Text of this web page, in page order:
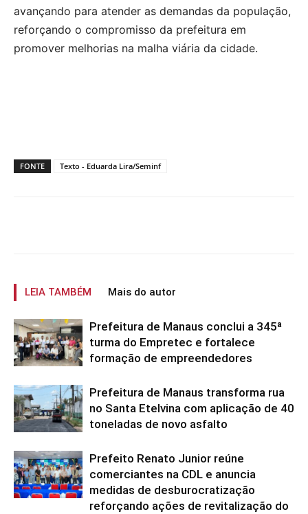
avançando para atender as demandas da população,
reforçando o compromisso da prefeitura em
promover melhorias na malha viária da cidade.
FONTE Texto - Eduarda Lira/Seminf
LEIA TAMBÉM Mais do autor
Prefeitura de Manaus conclui a 345ª
turma do Empretec e fortalece
formação de empreendedores
Prefeitura de Manaus transforma rua
no Santa Etelvina com aplicação de 40
toneladas de novo asfalto
Prefeito Renato Junior reúne
comerciantes na CDL e anuncia
medidas de desburocratização
reforçando ações de revitalização do